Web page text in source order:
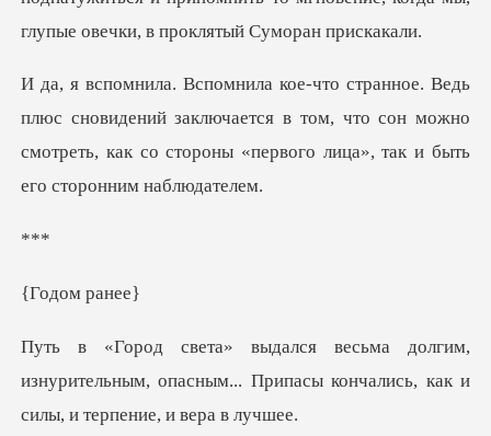
видений заключается в том, что сон можно
смотреть, как со ст
*
ом р
изнурительным, опасным... Припасы кончалис